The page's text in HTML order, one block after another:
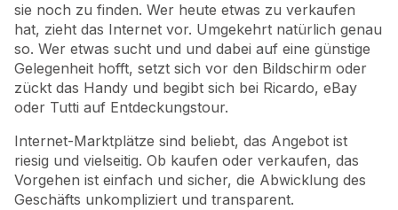
sie noch zu finden. Wer heute etwas zu verkaufen
hat, zieht das Internet vor. Umgekehrt natürlich genau
so. Wer etwas sucht und und dabei auf eine günstige
Gelegenheit hofft, setzt sich vor den Bildschirm oder
zückt das Handy und begibt sich bei Ricardo, eBay
oder Tutti auf Entdeckungstour.
Internet-Marktplätze sind beliebt, das Angebot ist
riesig und vielseitig. Ob kaufen oder verkaufen, das
Vorgehen ist einfach und sicher, die Abwicklung des
Geschäfts unkompliziert und transparent.